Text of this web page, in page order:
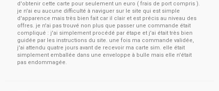
d'obtenir cette carte pour seulement un euro ( frais de port compris ).
je n'ai eu aucune difficulté à naviguer sur le site qui est simple
d'apparence mais très bien fait car il clair et est précis au niveau des
offres. je n'ai pas trouvé non plus que passer une commande était
compliqué : j'ai simplement procédé par étape et j'ai était très bien
guidée par les instructions du site. une fois ma commande validée,
j'ai attendu quatre jours avant de recevoir ma carte sim. elle était
simplement emballée dans une enveloppe à bulle mais elle n'était
pas endommagée.